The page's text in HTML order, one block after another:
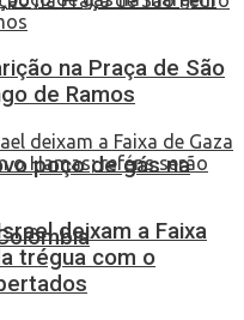
poço de gás na
na Praça de São
de Ramos
deixam a Faixa
trégua com o